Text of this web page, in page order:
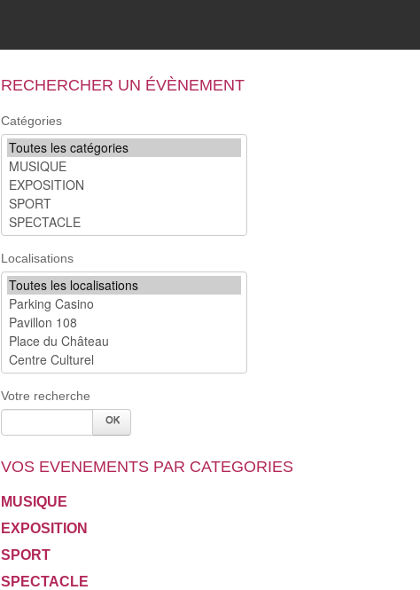
RECHERCHER UN ÉVÈNEMENT
Catégories
Localisations
Votre recherche
VOS EVENEMENTS PAR CATEGORIES
MUSIQUE
EXPOSITION
SPORT
SPECTACLE